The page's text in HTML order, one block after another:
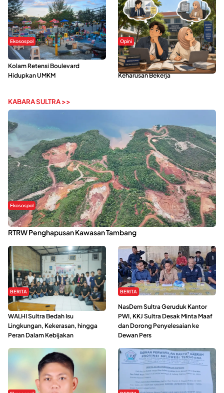
Ekosospol
Ramainya Aktivitas Olahraga di
Kolam Retensi Boulevard
Hidupkan UMKM
Opini
Kerasnya Kehidupan Mahasiswa di
Tengah Gempuran Tugas dan
Keharusan Bekerja
KABARA SULTRA >>
Ekosospol
Kabaena Menanti Kepastian Pemulihan Lingkungan Usai Revisi
RTRW Penghapusan Kawasan Tambang
BERITA
Refleksi Gerakan Perempuan,
WALHI Sultra Bedah Isu
Lingkungan, Kekerasan, hingga
Peran Dalam Kebijakan
BERITA
NasDem Sultra Geruduk Kantor
PWI, KKJ Sultra Desak Minta Maaf
dan Dorong Penyelesaian ke
Dewan Pers